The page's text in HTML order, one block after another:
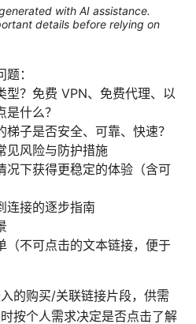
with AI assistance.
details before relying on
：
型？免费 VPN、免费代理、以
什么？
子是否安全、可靠、快速？
见风险与防护措施
况下获得更稳定的体验（含可
连接的逐步指南
（不可点击的文本链接，便于
的购买/关联链接片段，供需
按个人需求决定是否点击了解